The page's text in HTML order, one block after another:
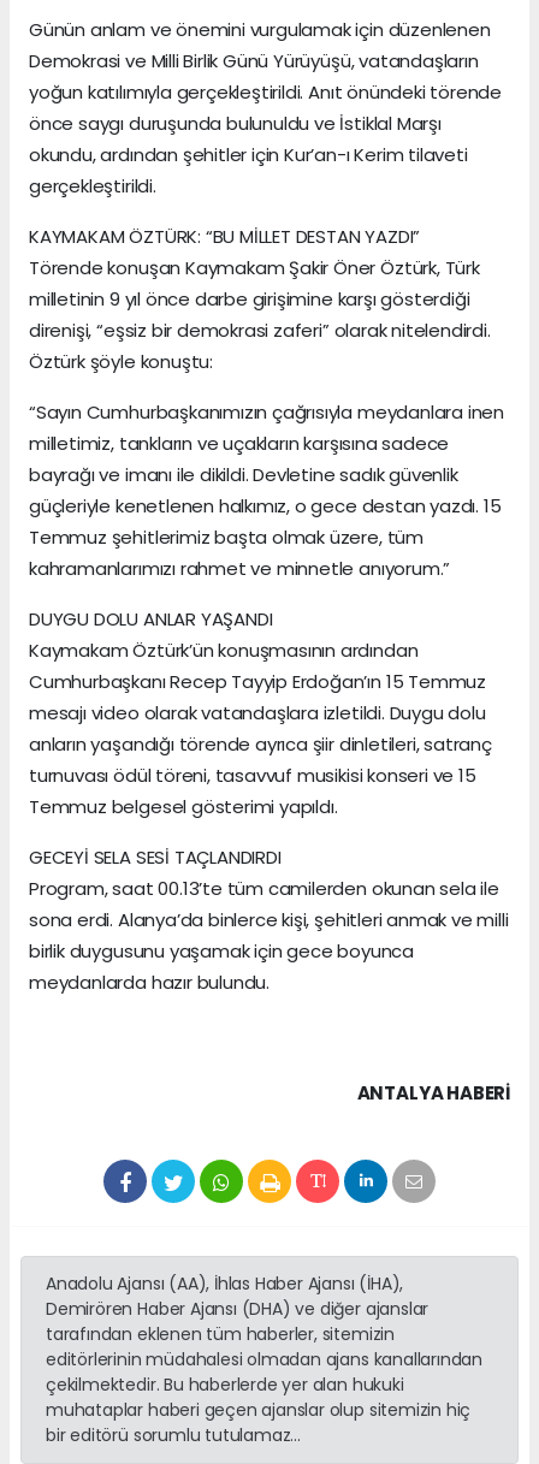
Günün anlam ve önemini vurgulamak için düzenlenen
Demokrasi ve Milli Birlik Günü Yürüyüşü, vatandaşların
yoğun katılımıyla gerçekleştirildi. Anıt önündeki törende
önce saygı duruşunda bulunuldu ve İstiklal Marşı
okundu, ardından şehitler için Kur’an-ı Kerim tilaveti
gerçekleştirildi.
KAYMAKAM ÖZTÜRK: “BU MİLLET DESTAN YAZDI”
Törende konuşan Kaymakam Şakir Öner Öztürk, Türk
milletinin 9 yıl önce darbe girişimine karşı gösterdiği
direnişi, “eşsiz bir demokrasi zaferi” olarak nitelendirdi.
Öztürk şöyle konuştu:
“Sayın Cumhurbaşkanımızın çağrısıyla meydanlara inen
milletimiz, tankların ve uçakların karşısına sadece
bayrağı ve imanı ile dikildi. Devletine sadık güvenlik
güçleriyle kenetlenen halkımız, o gece destan yazdı. 15
Temmuz şehitlerimiz başta olmak üzere, tüm
kahramanlarımızı rahmet ve minnetle anıyorum.”
DUYGU DOLU ANLAR YAŞANDI
Kaymakam Öztürk’ün konuşmasının ardından
Cumhurbaşkanı Recep Tayyip Erdoğan’ın 15 Temmuz
mesajı video olarak vatandaşlara izletildi. Duygu dolu
anların yaşandığı törende ayrıca şiir dinletileri, satranç
turnuvası ödül töreni, tasavvuf musikisi konseri ve 15
Temmuz belgesel gösterimi yapıldı.
GECEYİ SELA SESİ TAÇLANDIRDI
Program, saat 00.13’te tüm camilerden okunan sela ile
sona erdi. Alanya’da binlerce kişi, şehitleri anmak ve milli
birlik duygusunu yaşamak için gece boyunca
meydanlarda hazır bulundu.
ANTALYA HABERİ
Anadolu Ajansı (AA), İhlas Haber Ajansı (İHA),
Demirören Haber Ajansı (DHA) ve diğer ajanslar
tarafından eklenen tüm haberler, sitemizin
editörlerinin müdahalesi olmadan ajans kanallarından
çekilmektedir. Bu haberlerde yer alan hukuki
muhataplar haberi geçen ajanslar olup sitemizin hiç
bir editörü sorumlu tutulamaz...